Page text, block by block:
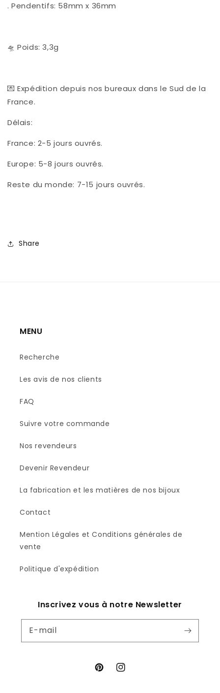
. Pendentifs: 58mm x 36mm
🛸 Poids: 3,3g
💌 Expédition depuis nos bureaux dans le Sud de la
France.
Délais:
France: 2-5 jours ouvrés.
Europe: 5-8 jours ouvrés.
Reste du monde: 7-15 jours ouvrés.
Share
MENU
Recherche
Les avis de nos clients
FAQ
Suivre votre commande
Nos revendeurs
Devenir Revendeur
La fabrication et les matières de nos bijoux
Contact
Mention Légales et Conditions générales de
vente
Politique d'expédition
Inscrivez vous à notre Newsletter
E-mail
PinterestInstagram